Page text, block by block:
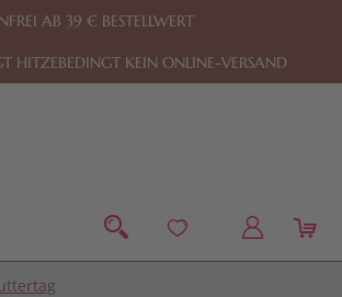
springen Zum Footer springen
AB 39 € BESTELLWERT
HITZEBEDINGT KEIN ONLINE-VERSAND